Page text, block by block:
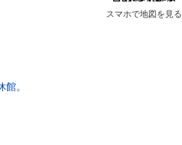
スマホで地図を見る
。